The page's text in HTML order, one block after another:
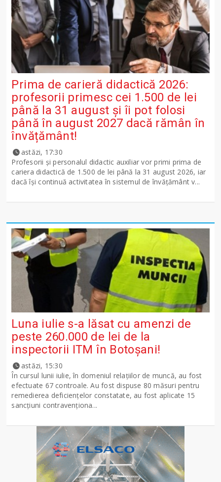
Prima de carieră didactică 2026:
profesorii primesc cei 1.500 de lei
până la 31 august și îi pot folosi
până în august 2027 dacă rămân în
învățământ!
astăzi, 17:30
Profesorii și personalul didactic auxiliar vor primi prima de
cariera didactică de 1.500 de lei până la 31 august 2026, iar
dacă își continuă activitatea în sistemul de învățământ v...
Luna iulie s-a lăsat cu amenzi de
peste 260.000 de lei de la
inspectorii ITM în Botoșani!
astăzi, 15:30
În cursul lunii iulie, în domeniul relațiilor de muncă, au fost
efectuate 67 controale. Au fost dispuse 80 măsuri pentru
remedierea deficiențelor constatate, au fost aplicate 15
sancţiuni contravenționa...